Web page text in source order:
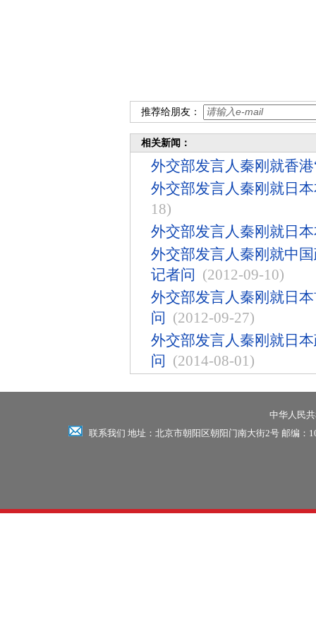
推荐给朋友：
相关新闻：
外交部发言人秦刚就香
外交部发言人秦刚就日
18)
外交部发言人秦刚就日
外交部发言人秦刚就中
记者问 (2012-09-10)
外交部发言人秦刚就日
问 (2012-09-27)
外交部发言人秦刚就日
问 (2014-08-01)
中华人民
联系我们 地址：北京市朝阳区朝阳门南大街2号 邮编：